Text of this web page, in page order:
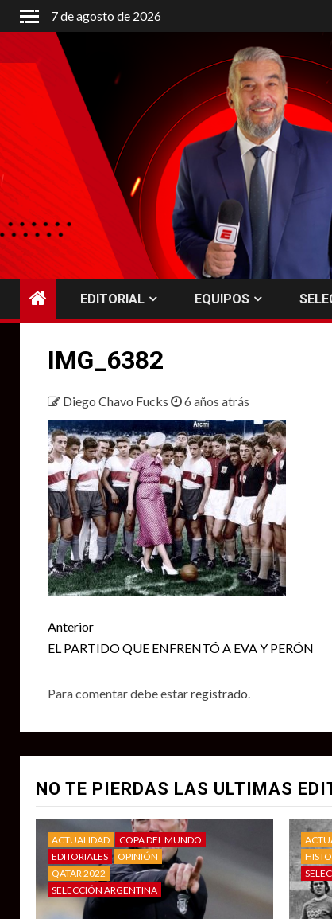
Saltar
al
7 de agosto de 2026
EDITORIAL EQUIPOS
IMG_6382
Diego Chavo Fucks 6 años atrás
Seguir
leyendo
Anterior
EL PARTIDO QUE ENFRENTÓ A EVA Y PERÓN
Para comentar debe estarregistrado.
NO TE PIERDAS LAS ULTIMAS
ACTUALIDAD
COPA DEL MUNDO
EDITORIALES
OPINIÓN
QATAR 2022
SELECCIÓN ARGENTINA